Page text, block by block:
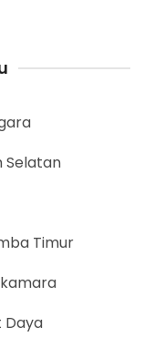
Selatan
Timur
Daya